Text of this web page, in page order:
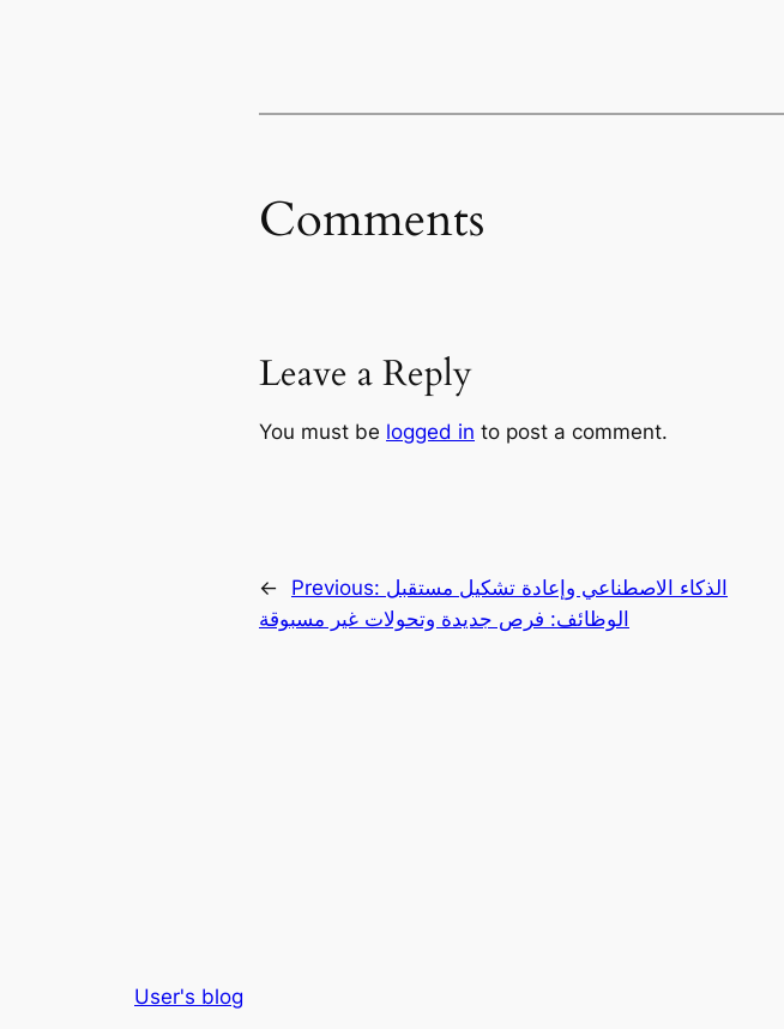
Comments
Leave a Reply
You must be logged in to post a comment.
← Previous: الذكاء الاصطناعي وإعادة تشكيل مستقبل
الوظائف: فرص جديدة وتحولات غير مسبوقة
User's blog